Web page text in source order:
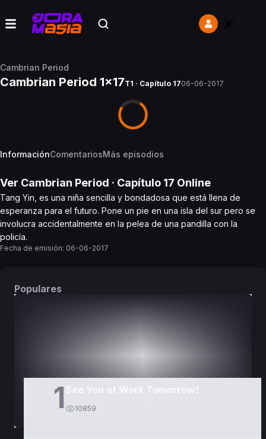
Cambrian Period
Cambrian Period 1x17T1 · Capítulo 1706-06-2017
InformaciónComentariosMás episodios
Ver Cambrian Period · Capítulo 17 Online
Tang Yin, es una niña sencilla y bondadosa que está llena de
esperanza para el futuro. Pone un pie en una isla del sur pero se
involucra accidentalmente en la pelea de una pandilla con la
policía.
Fecha de emisión: 06-06-2017
Populares
1 See You at Work Tomorrow!
10859